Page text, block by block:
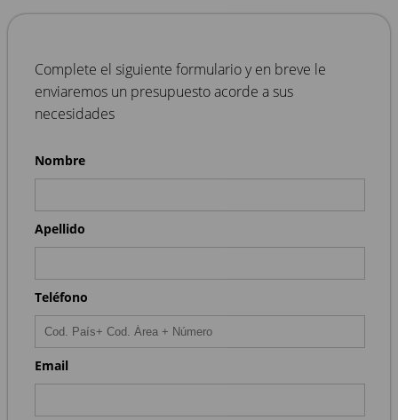
Complete el siguiente formulario y en breve le
enviaremos un presupuesto acorde a sus
necesidades
Nombre
Apellido
Teléfono
Email